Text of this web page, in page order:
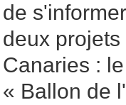
de
deux
Canaries :
« Ballon de